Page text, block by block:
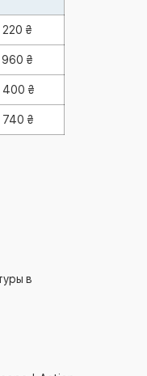
220 ₴
960 ₴
400 ₴
740 ₴
в